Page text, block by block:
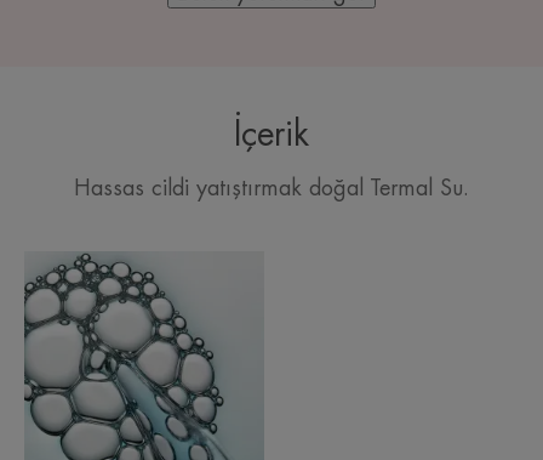
İçerik
Hassas cildi yatıştırmak doğal Termal Su.